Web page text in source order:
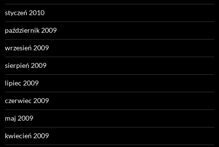
styczeń 2010
październik 2009
wrzesień 2009
sierpień 2009
lipiec 2009
czerwiec 2009
maj 2009
kwiecień 2009